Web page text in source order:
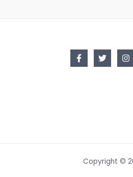
Copyright ©